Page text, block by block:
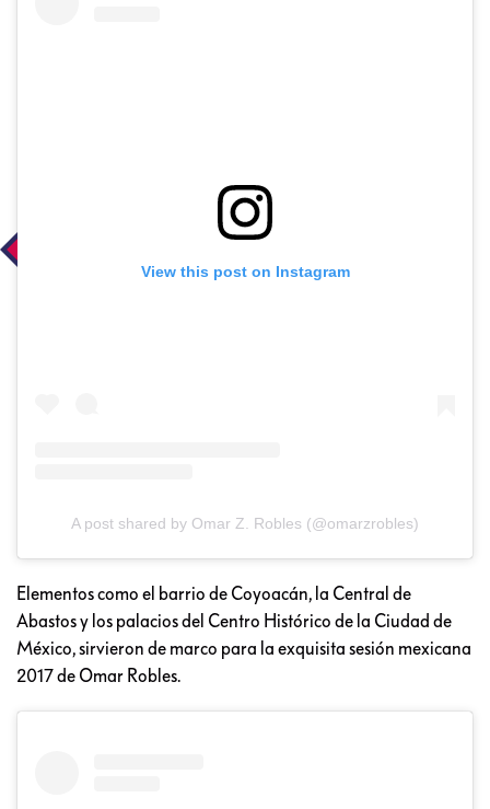
View this post on Instagram
A post shared by Omar Z. Robles (@omarzrobles)
Elementos como el barrio de Coyoacán, la Central de
Abastos y los palacios del Centro Histórico de la Ciudad de
México, sirvieron de marco para la exquisita sesión mexicana
2017 de Omar Robles.